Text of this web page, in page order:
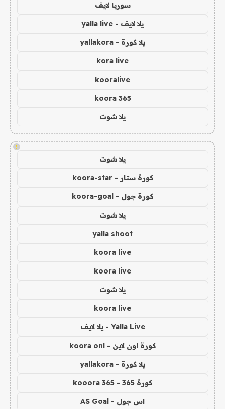
سوريا لايف
يلا لايف - yalla live
يلا كورة - yallakora
kora live
kooralive
koora 365
يلا شوت
!
يلا شوت
كورة ستار - koora-star
كورة جول - koora-goal
يلا شوت
yalla shoot
koora live
koora live
يلا شوت
koora live
Yalla Live - يلا لايف
كورة اون لاين - koora onl
يلا كورة - yallakora
كورة 365 - kooora 365
اس جول - AS Goal